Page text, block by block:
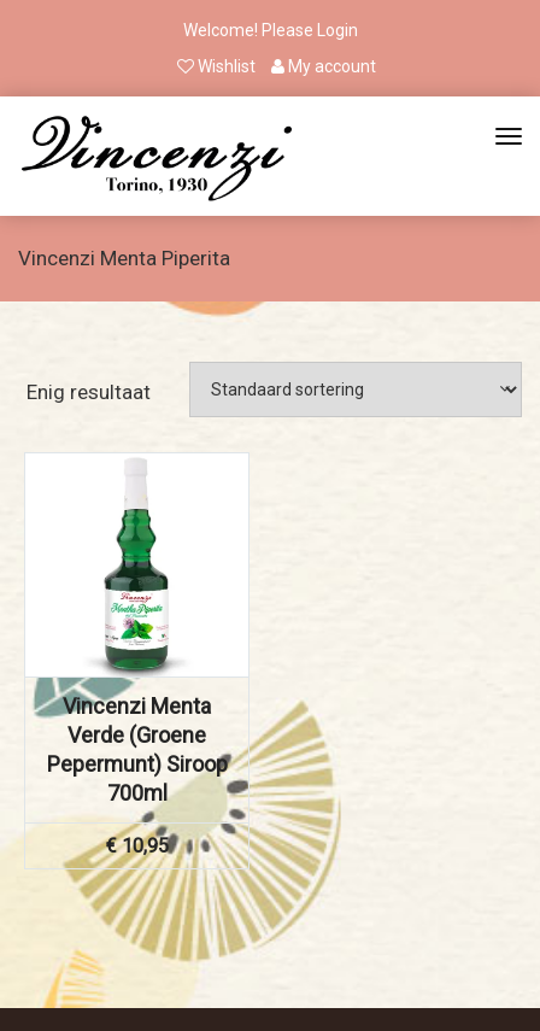
Welcome! Please
Login
Wishlist
My account
Vincenzi Menta Piperita
Enig resultaat
Vincenzi Menta
Verde (Groene
Pepermunt) Siroop
700ml
€10,95